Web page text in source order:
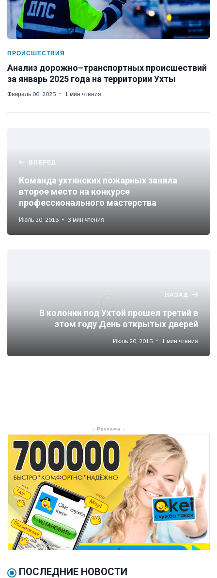
ПРОИСШЕСТВИЯ
Анализ дорожно–транспортных происшествий
за январь 2025 года на территории Ухты
Февраль 06, 2025 1 мин чтения
ВПЕРЕД
Команда ухтинских пожарных заняла
второе место на конкурсе
профессионального мастерства
Июль 20, 2015 3 мин чтения
НАЗАД
В колонии под Ухтой прошел третий в
этом году День открытых дверей
Июль 20, 2015 1 мин чтения
- Реклама -
ПОСЛЕДНИЕ НОВОСТИ